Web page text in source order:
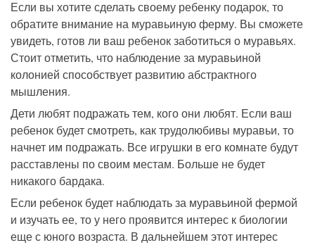
Если вы хотите сделать своему ребенку подарок, то
обратите внимание на муравьиную ферму. Вы сможете
увидеть, готов ли ваш ребенок заботиться о муравьях.
Стоит отметить, что наблюдение за муравьиной
колонией способствует развитию абстрактного
мышления.
Дети любят подражать тем, кого они любят. Если ваш
ребенок будет смотреть, как трудолюбивы муравьи, то
начнет им подражать. Все игрушки в его комнате будут
расставлены по своим местам. Больше не будет
никакого бардака.
Если ребенок будет наблюдать за муравьиной фермой
и изучать ее, то у него проявится интерес к биологии
еще с юного возраста. В дальнейшем этот интерес